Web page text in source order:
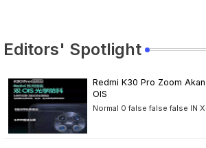
Editors' Spotlight
Redmi K30 Pro Zoom
OIS
Normal 0 false false false IN